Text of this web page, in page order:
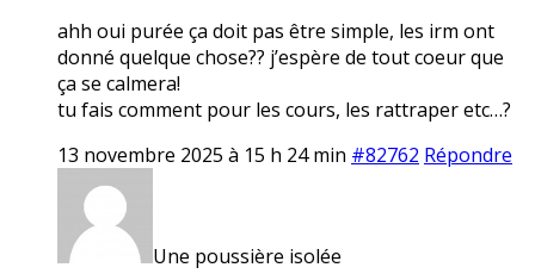
ahh oui purée ça doit pas être simple, les irm ont
donné quelque chose?? j’espère de tout coeur que
ça se calmera!
tu fais comment pour les cours, les rattraper etc…?
13 novembre 2025 à 15 h 24 min #82762 Répondre
Une poussière isolée